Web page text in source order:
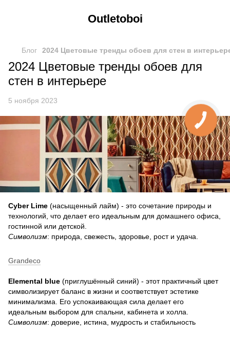
Outletoboi
Блог 2024 Цветовые тренды обоев для стен в
2024 Цветовые тренды обоев для
стен в интерьере
5 ноября 2023
Cyber Lime (насыщенный лайм) - это сочетание природы и
технологий, что делает его идеальным для домашнего офиса,
гостинной или детской.
Символизм: природа, свежесть, здоровье, рост и удача.
Grandeco
Elemental blue (приглушённый синий) - этот практичный цвет
символизирует баланс в жизни и соответствует эстетике
минимализма. Его успокаивающая сила делает его
идеальным выбором для спальни, кабинета и холла.
Символизм: доверие, истина, мудрость и стабильность